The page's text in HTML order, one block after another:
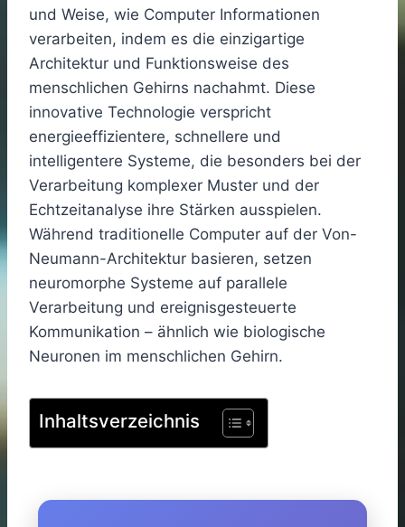
und Weise, wie Computer Informationen
verarbeiten, indem es die einzigartige
Architektur und Funktionsweise des
menschlichen Gehirns nachahmt. Diese
innovative Technologie verspricht
energieeffizientere, schnellere und
intelligentere Systeme, die besonders bei der
Verarbeitung komplexer Muster und der
Echtzeitanalyse ihre Stärken ausspielen.
Während traditionelle Computer auf der Von-
Neumann-Architektur basieren, setzen
neuromorphe Systeme auf parallele
Verarbeitung und ereignisgesteuerte
Kommunikation – ähnlich wie biologische
Neuronen im menschlichen Gehirn.
Inhaltsverzeichnis